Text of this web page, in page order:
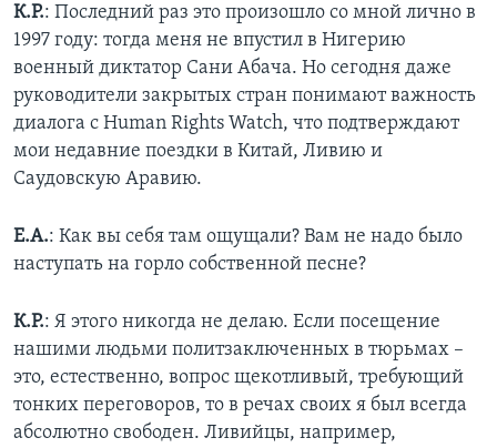
К.Р.: Последний раз это произошло со мной лично в
1997 году: тогда меня не впустил в Нигерию
военный диктатор Сани Абача. Но сегодня даже
руководители закрытых стран понимают важность
диалога с Human Rights Watch, что подтверждают
мои недавние поездки в Китай, Ливию и
Саудовскую Аравию.
Е.А.: Как вы себя там ощущали? Вам не надо было
наступать на горло собственной песне?
К.Р.: Я этого никогда не делаю. Если посещение
нашими людьми политзаключенных в тюрьмах –
это, естественно, вопрос щекотливый, требующий
тонких переговоров, то в речах своих я был всегда
абсолютно свободен. Ливийцы, например,